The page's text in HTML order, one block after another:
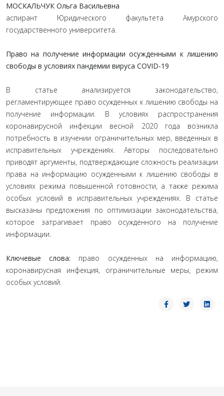
МОСКАЛЬЧУК Ольга Васильевна
аспирант Юридического факультета Амурского
государственного университета.
Право на получение информации осужденными к лишению
свободы в условиях пандемии вируса COVID-19
В статье анализируется законодательство,
регламентирующее право осужденных к лишению свободы на
получение информации. В условиях распространения
коронавирусной инфекции весной 2020 года возникла
потребность в изучении ограничительных мер, введенных в
исправительных учреждениях. Авторы последовательно
приводят аргументы, подтверждающие сложность реализации
права на информацию осужденными к лишению свободы в
условиях режима повышенной готовности, а также режима
особых условий в исправительных учреждениях. В статье
высказаны предложения по оптимизации законодательства,
которое затрагивает право осужденного на получение
информации.
Ключевые слова: право осужденных на информацию,
коронавирусная инфекция, ограничительные меры, режим
особых условий.